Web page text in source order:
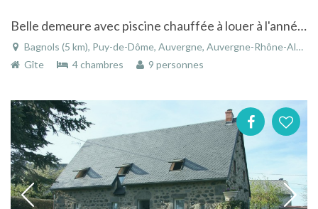
Belle demeure avec piscine chauffée à louer à l'année à Bagnols dans le Puy-de-Dôme en Auvergne
Bagnols (5 km), Puy-de-Dôme, Auvergne, Auvergne-Rhône-Alpes, France
Gîte
4 chambres 9 personnes